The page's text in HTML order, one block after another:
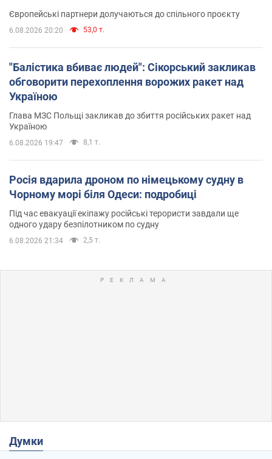
Європейські партнери долучаються до спільного проєкту
6.08.2026 20:20 53,0 т.
"Балістика вбиває людей": Сікорський закликав
обговорити перехоплення ворожих ракет над
Україною
Глава МЗС Польщі закликав до збиття російських ракет над
Україною
6.08.2026 19:47 8,1 т.
Росія вдарила дроном по німецькому судну в
Чорному морі біля Одеси: подробиці
Під час евакуації екіпажу російські терористи завдали ще
одного удару безпілотником по судну
6.08.2026 21:34 2,5 т.
Думки